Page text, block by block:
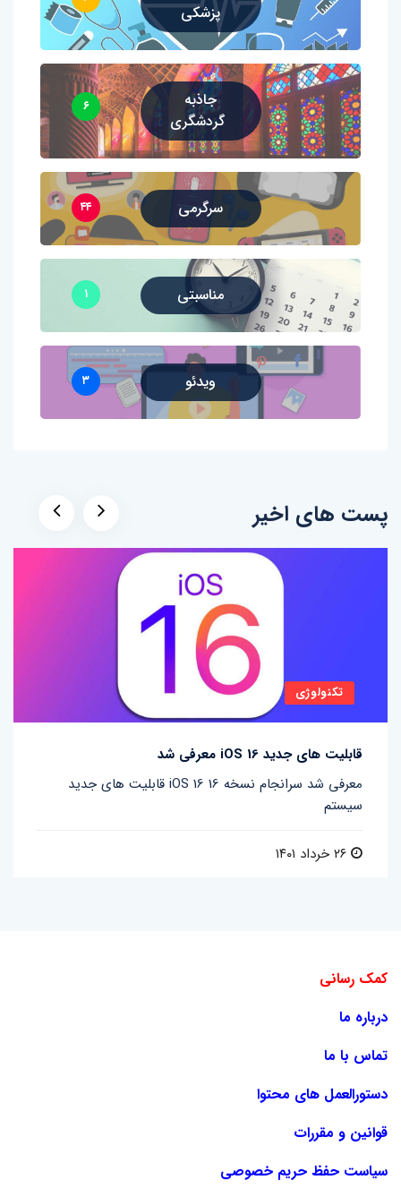
پزشکی
جاذبه
گردشگری
۶
سرگرمی ۴۴
مناسبتی ۱
ویدئو ۳
پست های اخیر
تکنولوژی
قابلیت های جدید iOS 16 معرفی شد
قابلیت های جدید iOS 16 معرفی شد سرانجام نسخه 16
سیستم
کمک رسانی
درباره ما
تماس با ما
دستورالعمل های محتوا
قوانین و مقررات
سیاست حفظ حریم خصوصی